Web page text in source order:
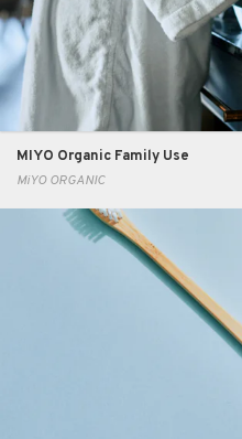
MIYO Organic Family Use
MiYO ORGANIC